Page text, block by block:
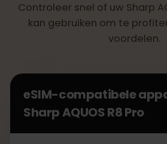
Controleer snel of uw Sharp
kan gebruiken om te
voordelen.
eSIM-compatibele
Sharp AQUOS R8 Pro